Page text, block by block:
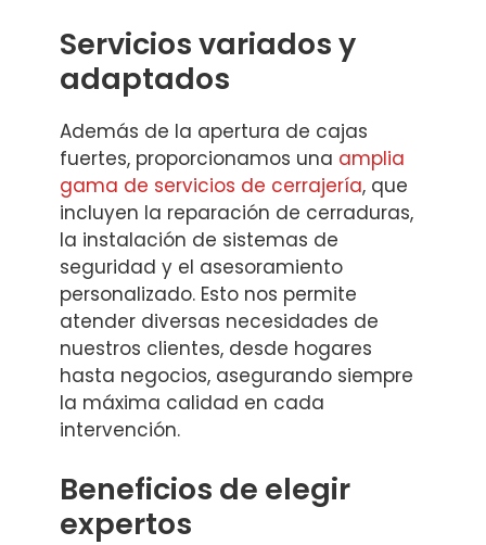
Servicios variados y
adaptados
Además de la apertura de cajas
fuertes, proporcionamos una amplia
gama de servicios de cerrajería, que
incluyen la reparación de cerraduras,
la instalación de sistemas de
seguridad y el asesoramiento
personalizado. Esto nos permite
atender diversas necesidades de
nuestros clientes, desde hogares
hasta negocios, asegurando siempre
la máxima calidad en cada
intervención.
Beneficios de elegir
expertos